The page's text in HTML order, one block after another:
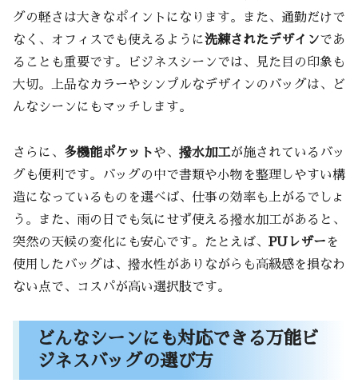
まとめ
グの軽さは大きなポイントになります。また、通勤だけで
なく、オフィスでも使えるように洗練されたデザインであ
ることも重要です。ビジネスシーンでは、見た目の印象も
大切。上品なカラーやシンプルなデザインのバッグは、ど
んなシーンにもマッチします。
さらに、 多機能ポケットや、 撥水加工が施されているバッ
グも便利です。バッグの中で書類や小物を整理しやすい構
造になっているものを選べば、仕事の効率も上がるでしょ
う。また、雨の日でも気にせず使える撥水加工があると、
突然の天候の変化にも安心です。たとえば、 PUレザー を
使用したバッグは、撥水性がありながらも高級感を損なわ
ない点で、コスパが高い選択肢です。
どんなシーンにも対応できる万能ビ
ジネスバッグの選び方